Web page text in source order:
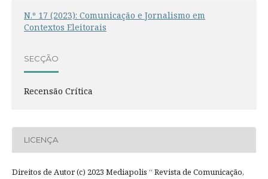
N.º 17 (2023): Comunicação e Jornalismo em
Contextos Eleitorais
SECÇÃO
Recensão Crítica
LICENÇA
Direitos de Autor (c) 2023 Mediapolis “ Revista de Comunicação,